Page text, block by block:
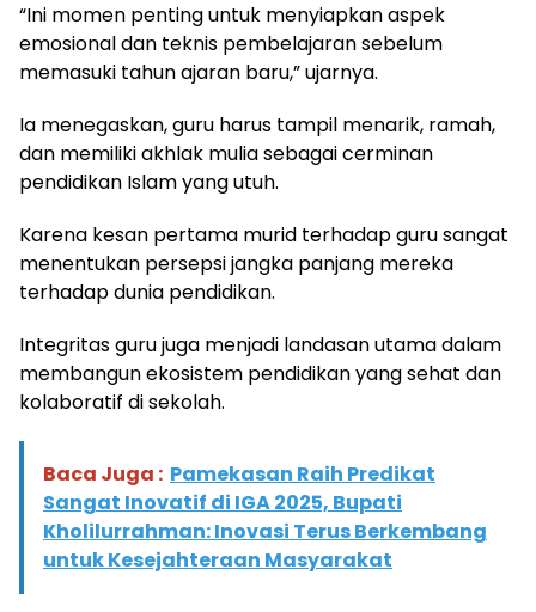
“Ini momen penting untuk menyiapkan aspek
emosional dan teknis pembelajaran sebelum
memasuki tahun ajaran baru,” ujarnya.
Ia menegaskan, guru harus tampil menarik, ramah,
dan memiliki akhlak mulia sebagai cerminan
pendidikan Islam yang utuh.
Karena kesan pertama murid terhadap guru sangat
menentukan persepsi jangka panjang mereka
terhadap dunia pendidikan.
Integritas guru juga menjadi landasan utama dalam
membangun ekosistem pendidikan yang sehat dan
kolaboratif di sekolah.
Baca Juga : Pamekasan Raih Predikat
Sangat Inovatif di IGA 2025, Bupati
Kholilurrahman: Inovasi Terus Berkembang
untuk Kesejahteraan Masyarakat